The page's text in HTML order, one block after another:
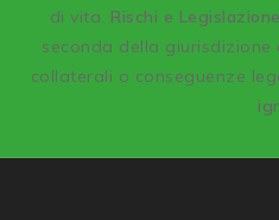
di vita. Rischi e
seconda della giurisdizione
collaterali o conseguenze